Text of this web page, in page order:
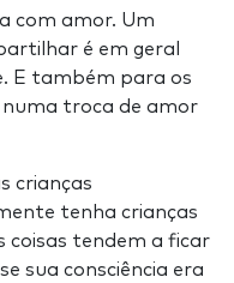
com amor. Um
é em geral
E também para os
numa troca de amor
crianças
tenha crianças
coisas tendem a ficar
sua consciência era